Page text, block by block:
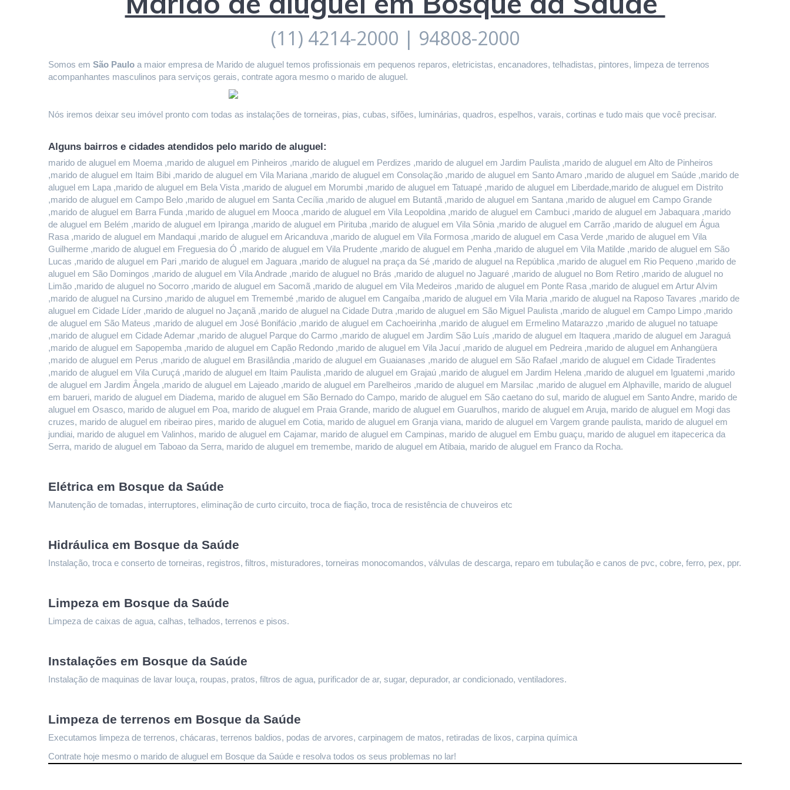
(11) 4214-2000 | 94808-2000
Somos em São Paulo a maior empresa de Marido de aluguel temos profissionais em pequenos reparos, eletricistas, encanadores, telhadistas, pintores, limpeza de terrenos
acompanhantes masculinos para serviços gerais, contrate agora mesmo o marido de aluguel.
Nós iremos deixar seu imóvel pronto com todas as instalações de torneiras, pias, cubas, sifões, luminárias, quadros, espelhos, varais, cortinas e tudo mais que você precisar.
Alguns bairros e cidades atendidos pelo marido de aluguel:
marido de aluguel em Moema ,marido de aluguel em Pinheiros ,marido de aluguel em Perdizes ,marido de aluguel em Jardim Paulista ,marido de aluguel em Alto de Pinheiros
,marido de aluguel em Itaim Bibi ,marido de aluguel em Vila Mariana ,marido de aluguel em Consolação ,marido de aluguel em Santo Amaro ,marido de aluguel em Saúde ,marido de
aluguel em Lapa ,marido de aluguel em Bela Vista ,marido de aluguel em Morumbi ,marido de aluguel em Tatuapé ,marido de aluguel em Liberdade,marido de aluguel em Distrito
,marido de aluguel em Campo Belo ,marido de aluguel em Santa Cecília ,marido de aluguel em Butantã ,marido de aluguel em Santana ,marido de aluguel em Campo Grande
,marido de aluguel em Barra Funda ,marido de aluguel em Mooca ,marido de aluguel em Vila Leopoldina ,marido de aluguel em Cambuci ,marido de aluguel em Jabaquara ,marido
de aluguel em Belém ,marido de aluguel em Ipiranga ,marido de aluguel em Pirituba ,marido de aluguel em Vila Sônia ,marido de aluguel em Carrão ,marido de aluguel em Água
Rasa ,marido de aluguel em Mandaqui ,marido de aluguel em Aricanduva ,marido de aluguel em Vila Formosa ,marido de aluguel em Casa Verde ,marido de aluguel em Vila
Guilherme ,marido de aluguel em Freguesia do Ó ,marido de aluguel em Vila Prudente ,marido de aluguel em Penha ,marido de aluguel em Vila Matilde ,marido de aluguel em São
Lucas ,marido de aluguel em Pari ,marido de aluguel em Jaguara ,marido de aluguel na praça da Sé ,marido de aluguel na República ,marido de aluguel em Rio Pequeno ,marido de
aluguel em São Domingos ,marido de aluguel em Vila Andrade ,marido de aluguel no Brás ,marido de aluguel no Jaguaré ,marido de aluguel no Bom Retiro ,marido de aluguel no
Limão ,marido de aluguel no Socorro ,marido de aluguel em Sacomã ,marido de aluguel em Vila Medeiros ,marido de aluguel em Ponte Rasa ,marido de aluguel em Artur Alvim
,marido de aluguel na Cursino ,marido de aluguel em Tremembé ,marido de aluguel em Cangaíba ,marido de aluguel em Vila Maria ,marido de aluguel na Raposo Tavares ,marido de
aluguel em Cidade Líder ,marido de aluguel no Jaçanã ,marido de aluguel na Cidade Dutra ,marido de aluguel em São Miguel Paulista ,marido de aluguel em Campo Limpo ,marido
de aluguel em São Mateus ,marido de aluguel em José Bonifácio ,marido de aluguel em Cachoeirinha ,marido de aluguel em Ermelino Matarazzo ,marido de aluguel no tatuape
,marido de aluguel em Cidade Ademar ,marido de aluguel Parque do Carmo ,marido de aluguel em Jardim São Luís ,marido de aluguel em Itaquera ,marido de aluguel em Jaraguá
,marido de aluguel em Sapopemba ,marido de aluguel em Capão Redondo ,marido de aluguel em Vila Jacuí ,marido de aluguel em Pedreira ,marido de aluguel em Anhangüera
,marido de aluguel em Perus ,marido de aluguel em Brasilândia ,marido de aluguel em Guaianases ,marido de aluguel em São Rafael ,marido de aluguel em Cidade Tiradentes
,marido de aluguel em Vila Curuçá ,marido de aluguel em Itaim Paulista ,marido de aluguel em Grajaú ,marido de aluguel em Jardim Helena ,marido de aluguel em Iguatemi ,marido
de aluguel em Jardim Ângela ,marido de aluguel em Lajeado ,marido de aluguel em Parelheiros ,marido de aluguel em Marsilac ,marido de aluguel em Alphaville, marido de aluguel
em barueri, marido de aluguel em Diadema, marido de aluguel em São Bernado do Campo, marido de aluguel em São caetano do sul, marido de aluguel em Santo Andre, marido de
aluguel em Osasco, marido de aluguel em Poa, marido de aluguel em Praia Grande, marido de aluguel em Guarulhos, marido de aluguel em Aruja, marido de aluguel em Mogi das
cruzes, marido de aluguel em ribeirao pires, marido de aluguel em Cotia, marido de aluguel em Granja viana, marido de aluguel em Vargem grande paulista, marido de aluguel em
jundiai, marido de aluguel em Valinhos, marido de aluguel em Cajamar, marido de aluguel em Campinas, marido de aluguel em Embu guaçu, marido de aluguel em itapecerica da
Serra, marido de aluguel em Taboao da Serra, marido de aluguel em tremembe, marido de aluguel em Atibaia, marido de aluguel em Franco da Rocha.
Elétrica em Bosque da Saúde
Manutenção de tomadas, interruptores, eliminação de curto circuito, troca de fiação, troca de resistência de chuveiros etc
Hidráulica em Bosque da Saúde
Instalação, troca e conserto de torneiras, registros, filtros, misturadores, torneiras monocomandos, válvulas de descarga, reparo em tubulação e canos de pvc, cobre, ferro, pex, ppr.
Limpeza em Bosque da Saúde
Limpeza de caixas de agua, calhas, telhados, terrenos e pisos.
Instalações em Bosque da Saúde
Instalação de maquinas de lavar louça, roupas, pratos, filtros de agua, purificador de ar, sugar, depurador, ar condicionado, ventiladores.
Limpeza de terrenos em Bosque da Saúde
Executamos limpeza de terrenos, chácaras, terrenos baldios, podas de arvores, carpinagem de matos, retiradas de lixos, carpina química
Contrate hoje mesmo o marido de aluguel em Bosque da Saúde e resolva todos os seus problemas no lar!